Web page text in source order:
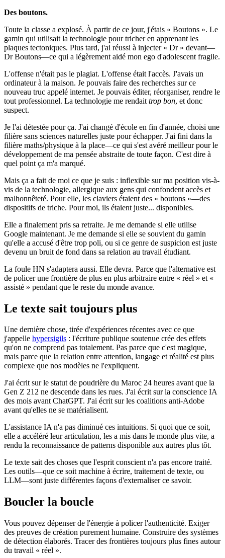
Des boutons.
Toute la classe a explosé. À partir de ce jour, j'étais « Boutons ». Le
gamin qui utilisait la technologie pour tricher en apprenant les
plaques tectoniques. Plus tard, j'ai réussi à injecter « Dr » devant—
Dr Boutons—ce qui a légèrement aidé mon ego d'adolescent fragile.
L'offense n'était pas le plagiat. L'offense était l'accès. J'avais un
ordinateur à la maison. Je pouvais faire des recherches sur ce
nouveau truc appelé internet. Je pouvais éditer, réorganiser, rendre le
tout professionnel. La technologie me rendait trop bon, et donc
suspect.
Je l'ai détestée pour ça. J'ai changé d'école en fin d'année, choisi une
filière sans sciences naturelles juste pour échapper. J'ai fini dans la
filière maths/physique à la place—ce qui s'est avéré meilleur pour le
développement de ma pensée abstraite de toute façon. C'est dire à
quel point ça m'a marqué.
Mais ça a fait de moi ce que je suis : inflexible sur ma position vis-à-
vis de la technologie, allergique aux gens qui confondent accès et
malhonnêteté. Pour elle, les claviers étaient des « boutons »—des
dispositifs de triche. Pour moi, ils étaient juste... disponibles.
Elle a finalement pris sa retraite. Je me demande si elle utilise
Google maintenant. Je me demande si elle se souvient du gamin
qu'elle a accusé d'être trop poli, ou si ce genre de suspicion est juste
devenu un bruit de fond dans sa relation au travail étudiant.
La foule HN s'adaptera aussi. Elle devra. Parce que l'alternative est
de policer une frontière de plus en plus arbitraire entre « réel » et «
assisté » pendant que le reste du monde avance.
Le texte sait toujours plus
Une dernière chose, tirée d'expériences récentes avec ce que
j'appelle hypersigils : l'écriture publique soutenue crée des effets
qu'on ne comprend pas totalement. Pas parce que c'est magique,
mais parce que la relation entre attention, langage et réalité est plus
complexe que nos modèles ne l'expliquent.
J'ai écrit sur le statut de poudrière du Maroc 24 heures avant que la
Gen Z 212 ne descende dans les rues. J'ai écrit sur la conscience IA
des mois avant ChatGPT. J'ai écrit sur les coalitions anti-Adobe
avant qu'elles ne se matérialisent.
L'assistance IA n'a pas diminué ces intuitions. Si quoi que ce soit,
elle a accéléré leur articulation, les a mis dans le monde plus vite, a
rendu la reconnaissance de patterns disponible aux autres plus tôt.
Le texte sait des choses que l'esprit conscient n'a pas encore traité.
Les outils—que ce soit machine à écrire, traitement de texte, ou
LLM—sont juste différentes façons d'externaliser ce savoir.
Boucler la boucle
Vous pouvez dépenser de l'énergie à policer l'authenticité. Exiger
des preuves de création purement humaine. Construire des systèmes
de détection élaborés. Tracer des frontières toujours plus fines autour
du travail « réel ».